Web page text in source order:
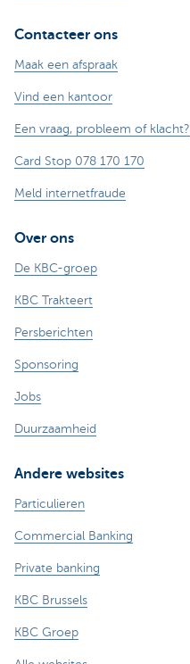
Contacteer ons
Maak een afspraak
Vind een kantoor
Een vraag, probleem of klacht?
Card Stop 078 170 170
Meld internetfraude
Over ons
De KBC-groep
KBC Trakteert
Persberichten
Sponsoring
Jobs
Duurzaamheid
Andere websites
Particulieren
Commercial Banking
Private banking
KBC Brussels
KBC Groep